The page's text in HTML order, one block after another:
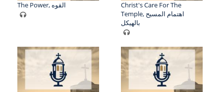
The Power, القوه
Christ's Care For The
Temple, اهتمام المسيح
بالهيكل